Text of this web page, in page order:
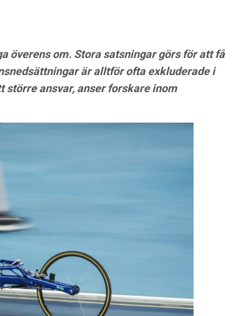
överens om. Stora satsningar görs för att få
är alltför ofta exkluderade i
större ansvar, anser forskare inom